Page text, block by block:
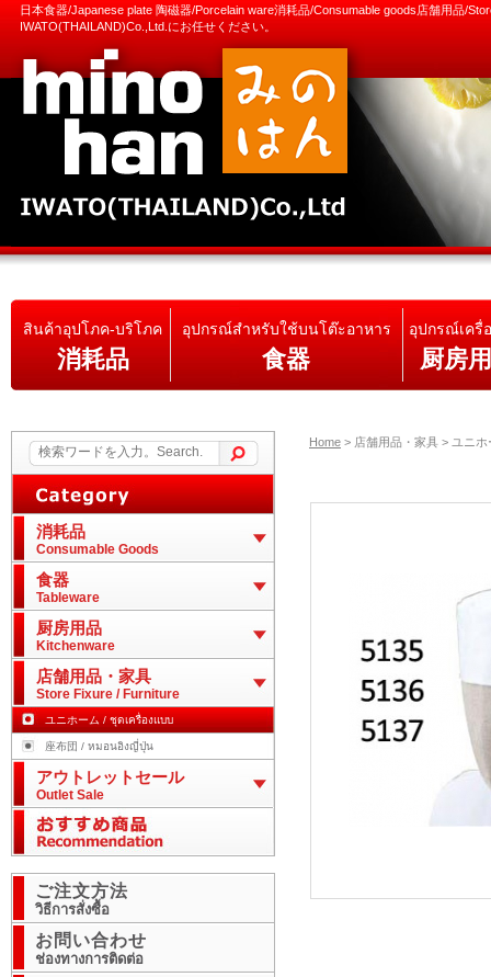
日本食器/Japanese plate 陶磁器/Porcelain ware消耗品/Consumable goods店舗用品/
IWATO(THAILAND)Co.,Ltd.にお任せください。
สินค้าอุปโภค-บริโภค
消耗品
อุปกรณ์สำหรับใช้บนโต๊ะอาหาร
食器
อุปกรณ์เครื่
厨房
消耗品
Consumable Goods
食器
Tableware
厨房用品
Kitchenware
店舗用品・家具
Store Fixure / Furniture
ユニホーム / ชุดเครื่องแบบ
座布団 / หมอนอิงญี่ปุ่น
アウトレットセール
Outlet Sale
ご注文方法
วิธีการสั่งซื้อ
お問い合わせ
ช่องทางการติดต่อ
Home > 店舗用品・家具 > ユニ